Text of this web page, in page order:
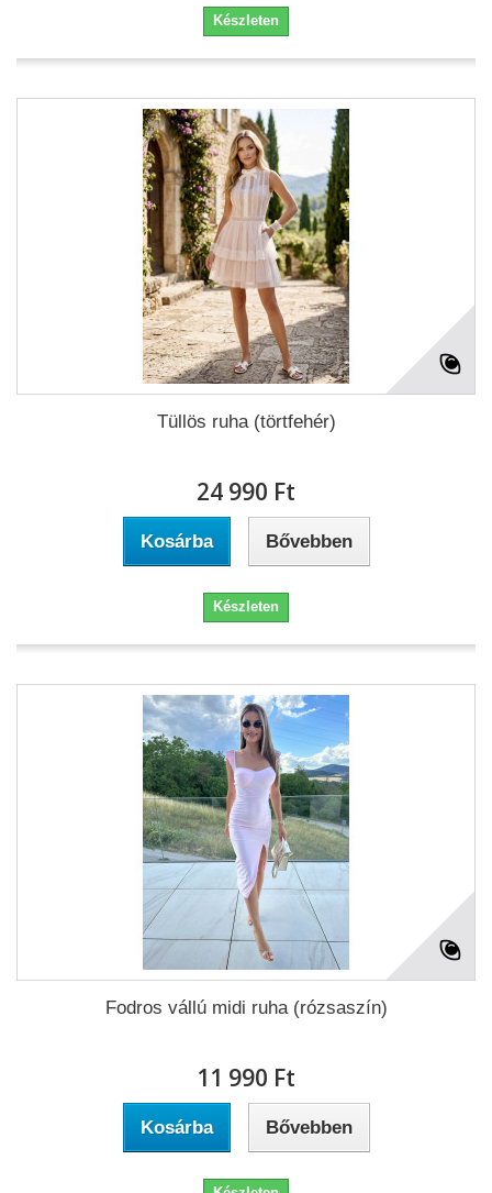
Készleten
Tüllös ruha (törtfehér)
24 990 Ft‎
Kosárba Bővebben
Készleten
Fodros vállú midi ruha (rózsaszín)
11 990 Ft‎
Kosárba Bővebben